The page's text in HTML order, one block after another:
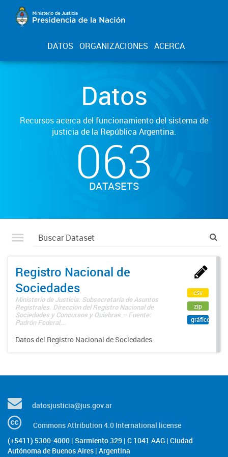
DATOS ORGANIZACIONES ACERCA
Datos
Recursos acerca del funcionamiento del sistema de
justicia de la República Argentina.
063
DATASETS
Registro Nacional de
Sociedades
Ministerio de Justicia. Subsecretaría de Asuntos
Registrales. Dirección del Registro Nacional de
Sociedades y Concursos y Quiebras – Fuente:
Padrón Federal...
Datos del Registro Nacional de Sociedades.
csv
zip
gráfico
datosjusticia@jus.gov.ar
Commons Attribution 4.0 International license
(+5411) 5300-4000 | Sarmiento 329 | C 1041 AAG | Ciudad
Autónoma de Buenos Aires | Argentina